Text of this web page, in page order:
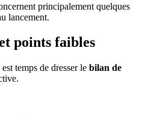
principalement quelques
lancement.
points faibles
temps de dresser le bilan de